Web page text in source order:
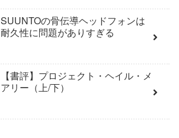
SUUNTOの骨伝導ヘッドフォンは
耐久性に問題がありすぎる
【書評】プロジェクト・ヘイル・メ
アリー（上/下）